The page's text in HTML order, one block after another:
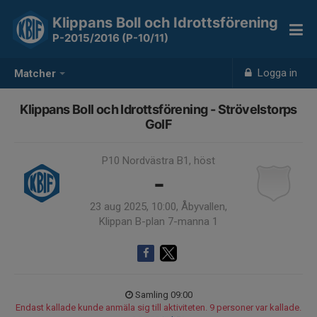
Matcher Logga in
Klippans Boll och Idrottsförening
P-2015/2016 (P-10/11)
Klippans Boll och Idrottsförening - Strövelstorps
GoIF
P10 Nordvästra B1, höst
-
23 aug 2025, 10:00, Åbyvallen,
Klippan B-plan 7-manna 1
Samling 09:00
Endast kallade kunde anmäla sig till aktiviteten. 9 personer var kallade.